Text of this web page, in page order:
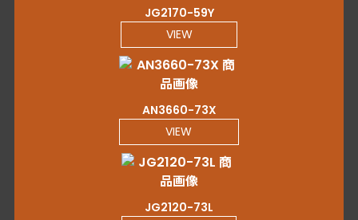
JG2170-59Y
VIEW
AN3660-73X
VIEW
JG2120-73L